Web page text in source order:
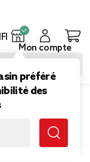
préféré
des
Mon compte